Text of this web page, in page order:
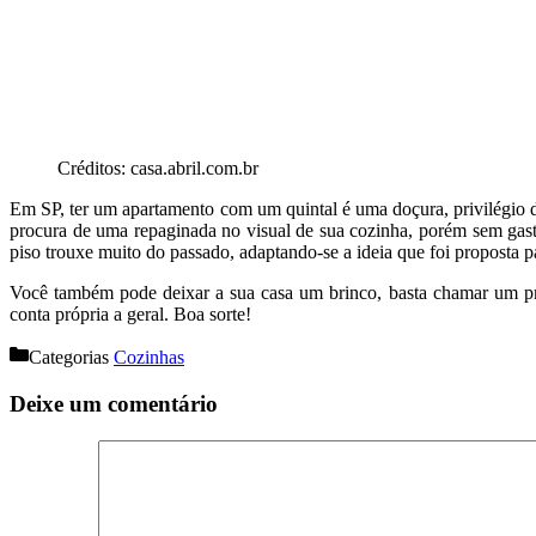
Créditos: casa.abril.com.br
Em SP, ter um apartamento com um quintal é uma doçura, privilégio
procura de uma repaginada no visual de sua cozinha, porém sem
piso trouxe muito do passado, adaptando-se a ideia que foi proposta
Você também pode deixar a sua casa um brinco, basta chamar um
conta própria a geral. Boa sorte!
Categorias Cozinhas
Deixe um comentário